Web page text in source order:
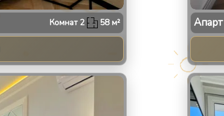
Комнат 2 58м² Апарт